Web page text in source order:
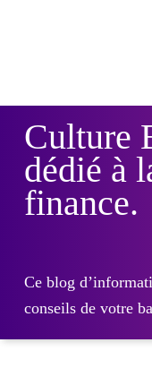
Culture
dédié à
finance.
Ce blog
conseils de votre